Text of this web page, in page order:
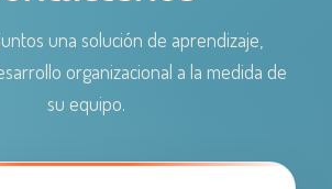
una solución de aprendizaje,
organizacional a la medida de
su equipo.